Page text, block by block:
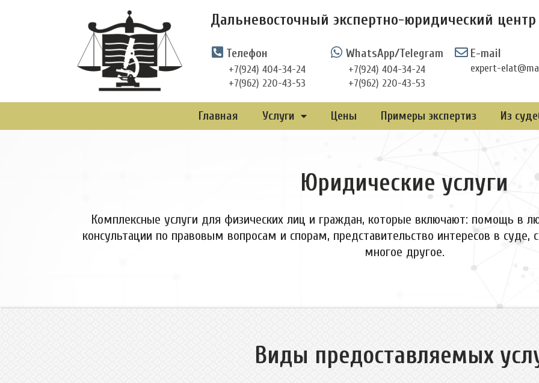
Дальневосточный экспертно-юридический
Телефон
+7(924) 404-34-24
+7(962) 220-43-53
WhatsApp/Telegram
+7(924) 404-34-24
+7(962) 220-43-53
E-mail
expert-
Главная Услуги Цены Примеры экспертиз Из
Юридические услуги
Комплексные услуги для физических лиц и граждан, которые включают: помощь в
консультации по правовым вопросам и спорам, представительство интересов в суде,
многое другое.
Виды предоставляемых